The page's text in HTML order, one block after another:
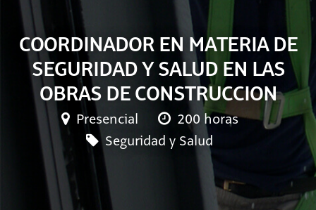
COORDINADOR EN MATERIA DE
SEGURIDAD Y SALUD EN LAS
OBRAS DE CONSTRUCCION
Presencial
200 horas
Seguridad y Salud